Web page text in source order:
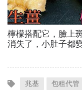
兆基 包租代管